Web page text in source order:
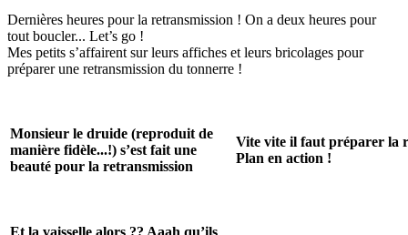
Dernières heures pour la retransmission ! On a deux heures pour
tout boucler... Let’s go !
Mes petits s’affairent sur leurs affiches et leurs bricolages pour
préparer une retransmission du tonnerre !
Monsieur le druide (reproduit de
manière fidèle...!) s’est fait une
beauté pour la retransmission
Vite vite il faut préparer la
Plan en action !